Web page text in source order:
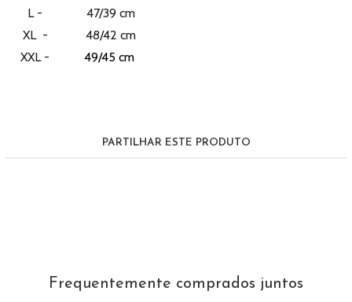
L -
47/39 cm
XL -
48/42 cm
XXL -
49/45 cm
PARTILHAR ESTE PRODUTO
Frequentemente comprados juntos